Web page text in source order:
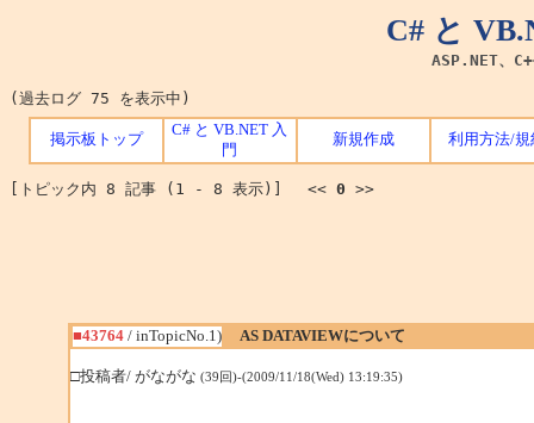
C# と
ASP.NET、
(過去ログ 75 を表示中)
掲示板トップ
C# と VB.NET 入
門
新規作成 利用方法/規
[トピック内 8 記事 (1 - 8 表示)] << 0 >>
■43764/ inTopicNo.1) AS DATAVIEWについて
□投稿者/ がながな (39回)-(2009/11/18(Wed) 13:19:35)